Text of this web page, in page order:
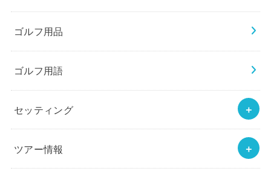
ゴルフ用品
ゴルフ用語
セッティング
ツアー情報